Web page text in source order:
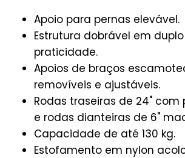
Apoio para pernas elevável.
Estrutura dobrável em
praticidade.
Apoios de braços
removíveis e ajustáveis.
Rodas traseiras de 24" com
e rodas dianteiras de 6"
Capacidade de até 130 kg.
Estofamento em nylon